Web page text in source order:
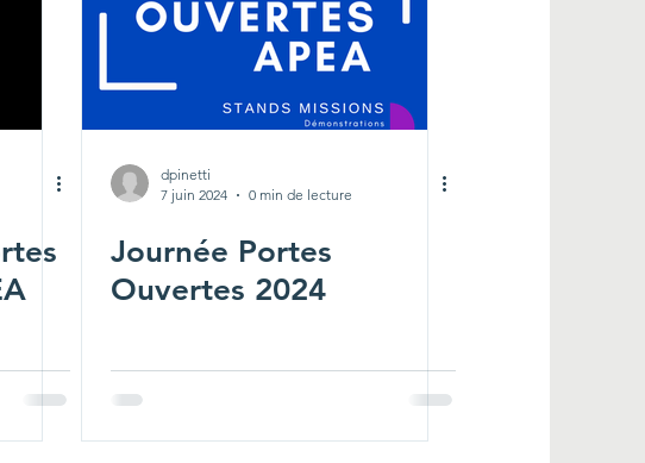
dpinetti
7 juin 2024
0 min de lecture
Journée Portes
Ouvertes 2024